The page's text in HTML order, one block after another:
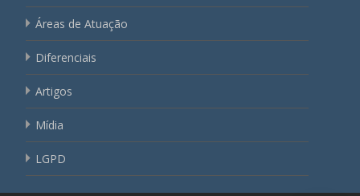
Áreas de Atuação
Diferenciais
Artigos
Mídia
LGPD